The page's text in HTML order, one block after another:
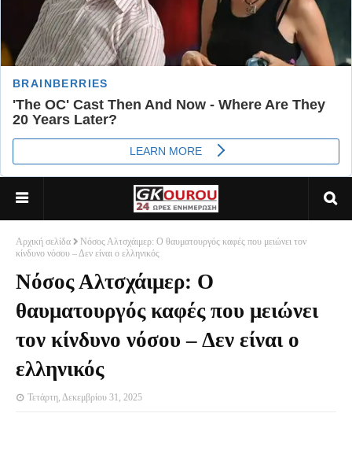
Αρχική σελίδα
Νόσος Αλτσχάιμερ: Ο θαυματουργός καφές που μειώνει τον
κίνδυνο νόσου – Δεν είναι ο ελληνικός
Νόσος Αλτσχάιμερ: Ο
θαυματουργός καφές που μειώνει
τον κίνδυνο νόσου – Δεν είναι ο
ελληνικός
Τετάρτη, Δεκεμβρίου 31, 2025